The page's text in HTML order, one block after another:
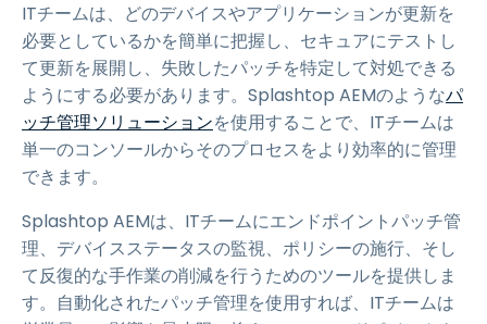
ITチームは、どのデバイスやアプリケーションが更新を
必要としているかを簡単に把握し、セキュアにテストし
て更新を展開し、失敗したパッチを特定して対処できる
ようにする必要があります。Splashtop AEMのようなパ
ッチ管理ソリューションを使用することで、ITチームは
単一のコンソールからそのプロセスをより効率的に管理
できます。
Splashtop AEMは、ITチームにエンドポイントパッチ管
理、デバイスステータスの監視、ポリシーの施行、そし
て反復的な手作業の削減を行うためのツールを提供しま
す。自動化されたパッチ管理を使用すれば、ITチームは